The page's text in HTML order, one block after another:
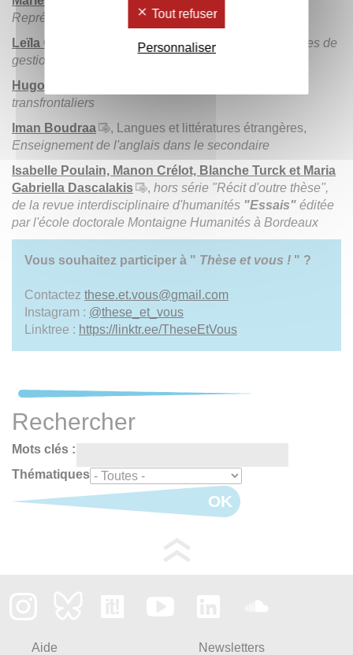
Représentation de l'Occitan en milieu scolaire
Leïla Oulkebous
, Géographie,Enjeux géopolitiques de
gestion des barrages hydrauliques
Hugo Mazzero
transfrontaliers
Iman Boudraa
, Langues et littératures étrangères,
Enseignement de l'anglais dans le secondaire
Isabelle Poulain, Manon Crélot, Blanche Turck et Maria
Gabriella Dascalakis
, hors série "Récit d'outre thèse",
de la revue interdisciplinaire d'humanités "Essais" éditée
par l'école doctorale Montaigne Humanités à Bordeaux
Vous souhaitez participer à " Thèse et vous ! " ?
Contactez these.et.vous@gmail.com
Instagram : @these_et_vous
Linktree : https://linktr.ee/TheseEtVous
Rechercher
Mots clés :
Thématiques
OK
Aide Newsletters
Tout refuser
Personnaliser